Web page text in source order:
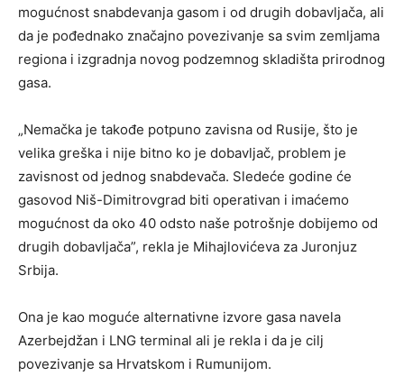
mogućnost snabdevanja gasom i od drugih dobavljača, ali
da je pođednako značajno povezivanje sa svim zemljama
regiona i izgradnja novog podzemnog skladišta prirodnog
gasa.
„Nemačka je takođe potpuno zavisna od Rusije, što je
velika greška i nije bitno ko je dobavljač, problem je
zavisnost od jednog snabdevača. Sledeće godine će
gasovod Niš-Dimitrovgrad biti operativan i imaćemo
mogućnost da oko 40 odsto naše potrošnje dobijemo od
drugih dobavljača”, rekla je Mihajlovićeva za Juronjuz
Srbija.
Ona je kao moguće alternativne izvore gasa navela
Azerbejdžan i LNG terminal ali je rekla i da je cilj
povezivanje sa Hrvatskom i Rumunijom.